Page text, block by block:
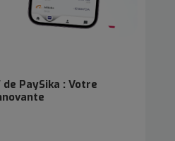
PaySika : Votre